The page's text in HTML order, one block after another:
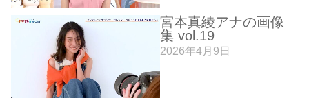
宮本真綾アナの画像
集 vol.19
2026年4月9日